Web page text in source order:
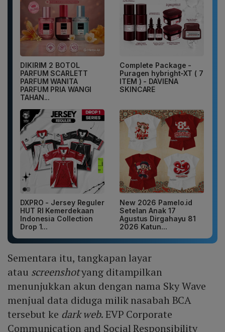
DIKIRIM 2 BOTOL
PARFUM SCARLETT
PARFUM WANITA
PARFUM PRIA WANGI
TAHAN...
Complete Package -
Puragen hybright-XT ( 7
ITEM ) - DAVIENA
SKINCARE
DXPRO - Jersey Reguler
HUT RI Kemerdekaan
Indonesia Collection
Drop 1...
New 2026 Pamelo.id
Setelan Anak 17
Agustus Dirgahayu 81
2026 Katun...
Sementara itu, tangkapan layar
atau screenshotyang ditampilkan
menunjukkan akun dengan nama Sky Wave
menjual data diduga milik nasabah BCA
tersebut ke dark web. EVP Corporate
Communication and Social Responsibility